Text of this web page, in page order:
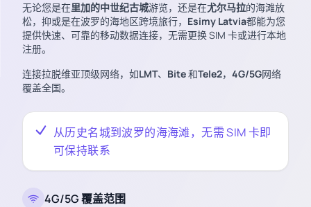
无论您是在里加的中世纪古城游览，还是在尤尔马拉的海滩放
松，抑或是在波罗的海地区跨境旅行， Esimy Latvia都能为您
提供快速、可靠的移动数据连接，无需更换 SIM 卡或进行本地
注册。
连接拉脱维亚顶级网络，如LMT、 Bite和Tele2， 4G/5G网络
覆盖全国。
从历史名城到波罗的海海滩，无需 SIM 卡即
可保持联系
4G/5G 覆盖范围